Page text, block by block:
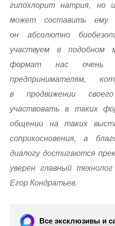
гипохлорит натрия, но
может составить ему
он абсолютно
участвуем в подобном
формат нас очень
предпринимателям,
в продвижении
участвовать в таких
общении на таких
соприкосновения, а
диалогу достигаются
уверен главный
Егор Кондратьев.
Все эксклюзивы и